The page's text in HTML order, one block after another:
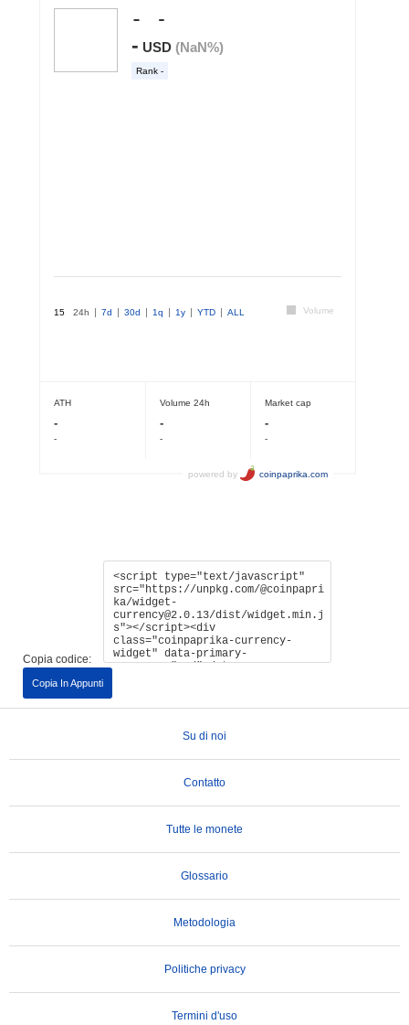
Copia codice:
Copia In Appunti
Su di noi
Contatto
Tutte le monete
Glossario
Metodologia
Politiche privacy
Termini d'uso